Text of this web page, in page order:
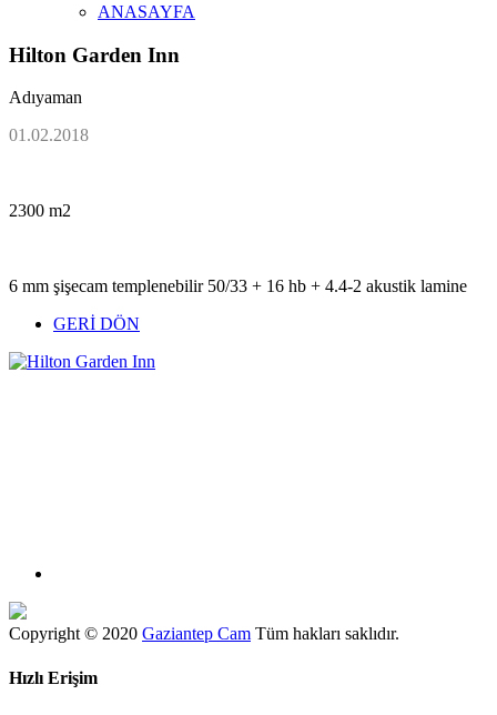
ANASAYFA
Hilton Garden Inn
Adıyaman
01.02.2018
2300 m2
6 mm şişecam templenebilir 50/33 + 16 hb + 4.4-2 akustik lamine
GERİ DÖN
Copyright © 2020 Gaziantep Cam Tüm hakları saklıdır.
Hızlı Erişim